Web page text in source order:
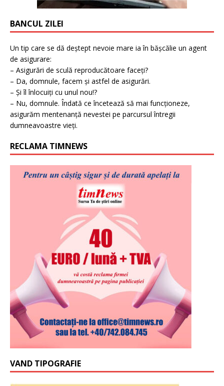
BANCUL ZILEI
Un tip care se dă deștept nevoie mare ia în bășcălie un agent
de asigurare:
– Asigurări de sculă reproducătoare faceți?
– Da, domnule, facem și astfel de asigurări.
– Și îl înlocuiți cu unul nou!?
– Nu, domnule. Îndată ce încetează să mai funcționeze,
asigurăm mentenanță nevestei pe parcursul întregii
dumneavoastre vieți.
RECLAMA TIMNEWS
VAND TIPOGRAFIE